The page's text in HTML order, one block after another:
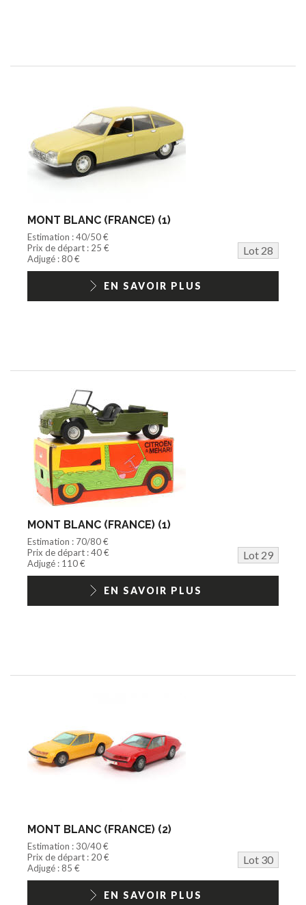
MONT BLANC (FRANCE) (1)
Estimation : 40/50 €
Prix de départ : 25 €
Lot 28
Adjugé : 80 €
EN SAVOIR PLUS
MONT BLANC (FRANCE) (1)
Estimation : 70/80 €
Prix de départ : 40 €
Lot 29
Adjugé : 110 €
EN SAVOIR PLUS
MONT BLANC (FRANCE) (2)
Estimation : 30/40 €
Prix de départ : 20 €
Lot 30
Adjugé : 85 €
EN SAVOIR PLUS